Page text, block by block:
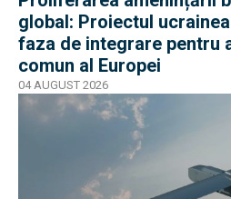
global: Proiectul
faza de integrare pentru
comun al Europei
04 AUGUST 2026